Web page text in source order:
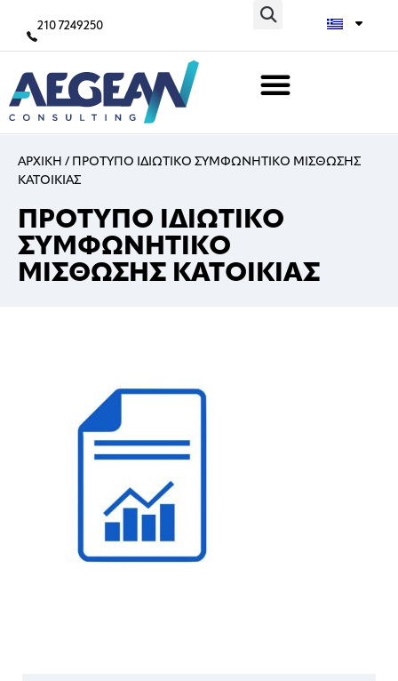
210 7249250
ΑΡΧΙΚΗ / ΠΡΟΤΥΠΟ ΙΔΙΩΤΙΚΟ ΣΥΜΦΩΝΗΤΙΚΟ ΜΙΣΘΩΣΗΣ
ΚΑΤΟΙΚΙΑΣ
ΠΡΟΤΥΠΟ ΙΔΙΩΤΙΚΟ
ΣΥΜΦΩΝΗΤΙΚΟ
ΜΙΣΘΩΣΗΣ ΚΑΤΟΙΚΙΑΣ